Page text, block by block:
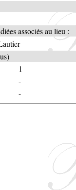
associés au lieu :
autier
1
-
-